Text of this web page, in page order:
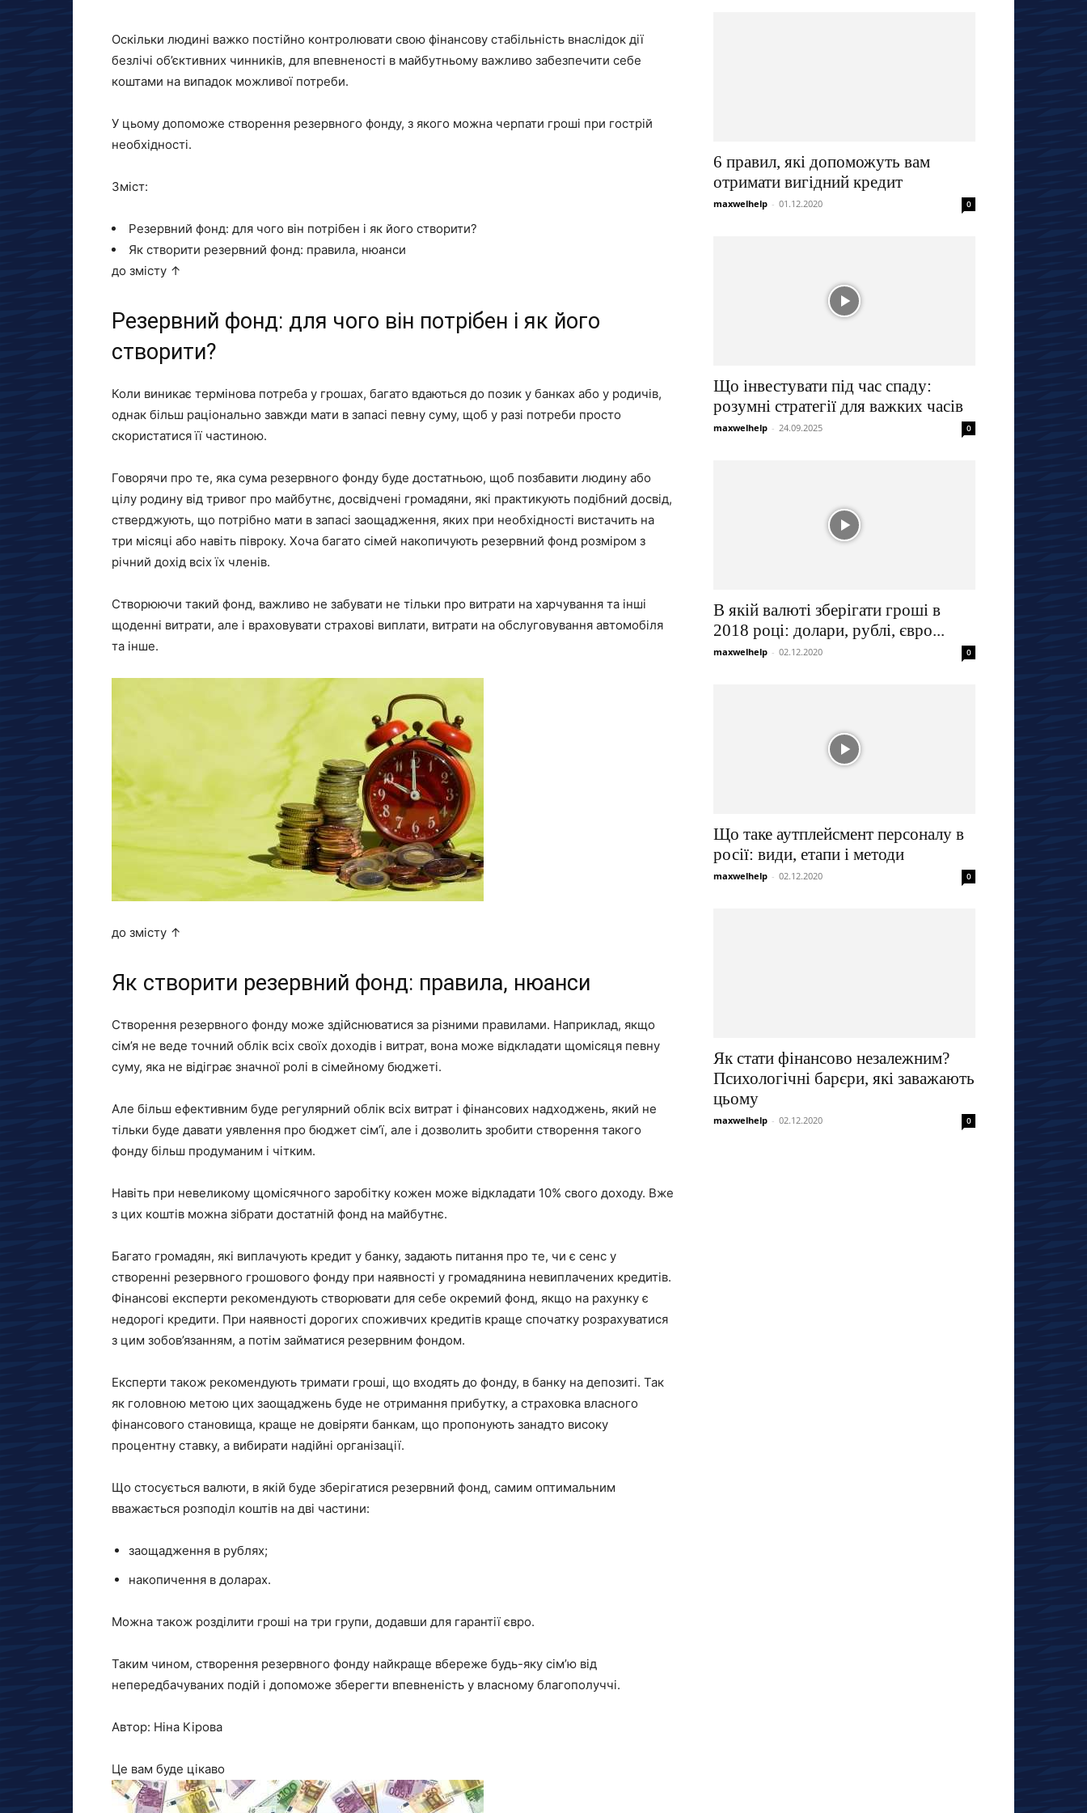
Оскільки людині важко постійно контролювати свою фінансову стабільність внаслідок дії
безлічі об’єктивних чинників, для впевненості в майбутньому важливо забезпечити себе
коштами на випадок можливої потреби.
У цьому допоможе створення резервного фонду, з якого можна черпати гроші при гострій
необхідності.
Зміст:
Резервний фонд: для чого він потрібен і як його створити?
Як створити резервний фонд: правила, нюанси
до змісту ↑
Резервний фонд: для чого він потрібен і як його
створити?
Коли виникає термінова потреба у грошах, багато вдаються до позик у банках або у родичів,
однак більш раціонально завжди мати в запасі певну суму, щоб у разі потреби просто
скористатися її частиною.
Говорячи про те, яка сума резервного фонду буде достатньою, щоб позбавити людину або
цілу родину від тривог про майбутнє, досвідчені громадяни, які практикують подібний досвід,
стверджують, що потрібно мати в запасі заощадження, яких при необхідності вистачить на
три місяці або навіть півроку. Хоча багато сімей накопичують резервний фонд розміром з
річний дохід всіх їх членів.
Створюючи такий фонд, важливо не забувати не тільки про витрати на харчування та інші
щоденні витрати, але і враховувати страхові виплати, витрати на обслуговування автомобіля
та інше.
до змісту ↑
Як створити резервний фонд: правила, нюанси
Створення резервного фонду може здійснюватися за різними правилами. Наприклад, якщо
сім’я не веде точний облік всіх своїх доходів і витрат, вона може відкладати щомісяця певну
суму, яка не відіграє значної ролі в сімейному бюджеті.
Але більш ефективним буде регулярний облік всіх витрат і фінансових надходжень, який не
тільки буде давати уявлення про бюджет сім’ї, але і дозволить зробити створення такого
фонду більш продуманим і чітким.
Навіть при невеликому щомісячного заробітку кожен може відкладати 10% свого доходу. Вже
з цих коштів можна зібрати достатній фонд на майбутнє.
Багато громадян, які виплачують кредит у банку, задають питання про те, чи є сенс у
створенні резервного грошового фонду при наявності у громадянина невиплачених кредитів.
Фінансові експерти рекомендують створювати для себе окремий фонд, якщо на рахунку є
недорогі кредити. При наявності дорогих споживчих кредитів краще спочатку розрахуватися
з цим зобов’язанням, а потім займатися резервним фондом.
Експерти також рекомендують тримати гроші, що входять до фонду, в банку на депозиті. Так
як головною метою цих заощаджень буде не отримання прибутку, а страховка власного
фінансового становища, краще не довіряти банкам, що пропонують занадто високу
процентну ставку, а вибирати надійні організації.
Що стосується валюти, в якій буде зберігатися резервний фонд, самим оптимальним
вважається розподіл коштів на дві частини:
заощадження в рублях;
накопичення в доларах.
Можна також розділити гроші на три групи, додавши для гарантії євро.
Таким чином, створення резервного фонду найкраще вбереже будь-яку сім’ю від
непередбачуваних подій і допоможе зберегти впевненість у власному благополуччі.
Автор: Ніна Кірова
Це вам буде цікаво
6 правил, які допоможуть вам
отримати вигідний кредит
maxwelhelp - 01.12.2020 0
Що інвестувати під час спаду:
розумні стратегії для важких часів
maxwelhelp - 24.09.2025 0
В якій валюті зберігати гроші в
2018 році: долари, рублі, євро...
maxwelhelp - 02.12.2020 0
Що таке аутплейсмент персоналу в
росії: види, етапи і методи
maxwelhelp - 02.12.2020 0
Як стати фінансово незалежним?
Психологічні барєри, які заважають
цьому
maxwelhelp - 02.12.2020 0